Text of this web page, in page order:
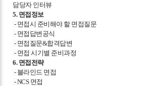
담당자 인터뷰
5. 면접정보
- 면접시 준비해야 할 면접질문
- 면접답변공식
- 면접질문&합격답변
- 면접 시기별 준비과정
6. 면접전략
- 블라인드 면접
- NCS 면접